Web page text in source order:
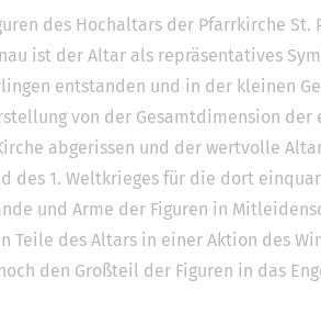
des Hochaltars der Pfarrkirche St.
ist der Altar als repräsentatives
entstanden und in der kleinen
von der Gesamtdimension der
abgerissen und der wertvolle
des 1. Weltkrieges für die dort
und Arme der Figuren in
Teile des Altars in einer Aktion des
den Großteil der Figuren in das